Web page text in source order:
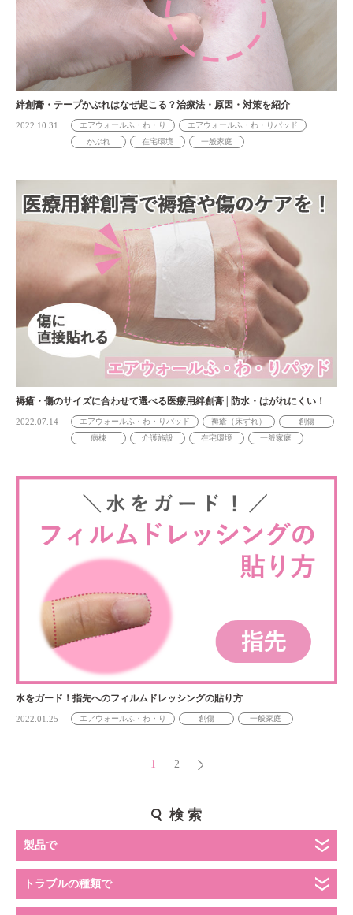
絆創膏・テープかぶれはなぜ起こる？治療法・原因・対策を紹介
2022.10.31 エアウォールふ・わ・り
エアウォールふ・わ・りパッド
かぶれ
在宅環境 一般家庭
褥瘡・傷のサイズに合わせて選べる医療用絆創膏│防水・はがれにくい！
2022.07.14 エアウォールふ・わ・りパッド 褥瘡（床ずれ）
創傷
病棟
介護施設 在宅環境 一般家庭
水をガード！指先へのフィルムドレッシングの貼り方
2022.01.25 エアウォールふ・わ・り 創傷 一般家庭
1 2
検 索
製品で
トラブルの種類で